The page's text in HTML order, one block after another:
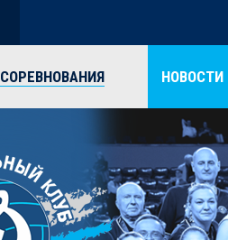
СОРЕВНОВАНИЯ НОВОСТИ